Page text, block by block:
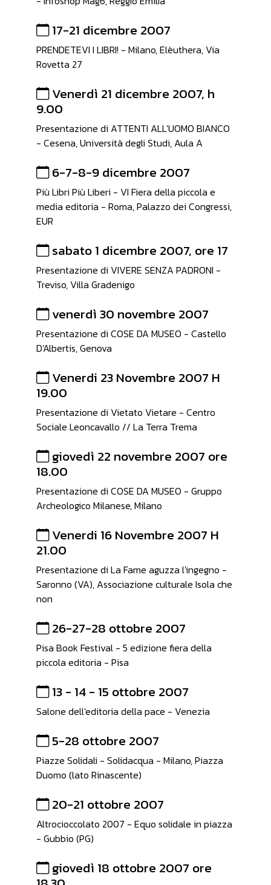
17-21 dicembre 2007
PRENDETEVI I LIBRI! - Milano, Elèuthera, Via
Rovetta 27
Venerdì 21 dicembre 2007, h
9.00
Presentazione di ATTENTI ALL'UOMO BIANCO
- Cesena, Università degli Studi, Aula A
6-7-8-9 dicembre 2007
Più Libri Più Liberi - VI Fiera della piccola e
media editoria - Roma, Palazzo dei Congressi,
EUR
sabato 1 dicembre 2007, ore 17
Presentazione di VIVERE SENZA PADRONI -
Treviso, Villa Gradenigo
venerdì 30 novembre 2007
Presentazione di COSE DA MUSEO - Castello
D'Albertis, Genova
Venerdi 23 Novembre 2007 H
19.00
Presentazione di Vietato Vietare - Centro
Sociale Leoncavallo // La Terra Trema
giovedì 22 novembre 2007 ore
18.00
Presentazione di COSE DA MUSEO - Gruppo
Archeologico Milanese, Milano
Venerdi 16 Novembre 2007 H
21.00
Presentazione di La Fame aguzza l'ingegno -
Saronno (VA), Associazione culturale Isola che
non
26-27-28 ottobre 2007
Pisa Book Festival - 5 edizione fiera della
piccola editoria - Pisa
13 - 14 - 15 ottobre 2007
Salone dell'editoria della pace - Venezia
5-28 ottobre 2007
Piazze Solidali - Solidacqua - Milano, Piazza
Duomo (lato Rinascente)
20-21 ottobre 2007
Altrocioccolato 2007 - Equo solidale in piazza
- Gubbio (PG)
giovedì 18 ottobre 2007 ore